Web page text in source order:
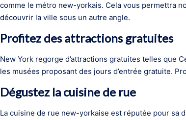
comme le métro new-yorkais. Cela vous permettra
découvrir la ville sous un autre angle.
Profitez des attractions gratuites
New York regorge d’attractions gratuites telles que
les musées proposant des jours d’entrée gratuite.
Dégustez la cuisine de rue
La cuisine de rue new-yorkaise est réputée pour sa